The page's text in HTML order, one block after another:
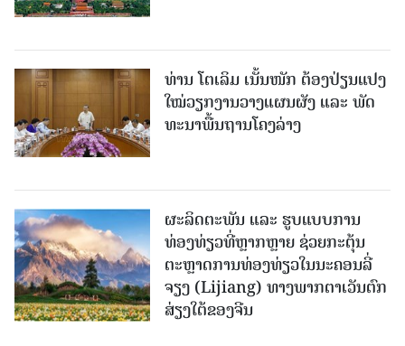
ທ່ານ ໂຕ​ເລິມ ເນັ້ນໜັກ ຕ້ອງ​ປ່ຽນ​ແປງ​
ໃໝ່​ວຽກ​ງານ​ວາງ​ແຜນ​ຜັງ ແລະ ​ພັດ​
ທະ​ນາ​ພື້ນ​ຖານ​ໂຄງ​ລ່າງ
ຜະລິດຕະພັນ ແລະ ຮູບແບບການ
ທ່ອງທ່ຽວທີ່ຫຼາກຫຼາຍ ຊ່ວຍກະຕຸ້ນ
ຕະຫຼາດການທ່ອງທ່ຽວໃນນະຄອນລີ່
ຈຽງ (Lijiang) ທາງພາກຕາເວັນຕົກ
ສ່ຽງໃຕ້ຂອງຈີນ